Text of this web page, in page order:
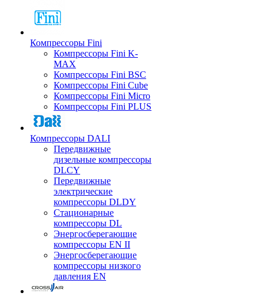
Компрессоры Fini
Компрессоры Fini K-
MAX
Компрессоры Fini BSC
Компрессоры Fini Cube
Компрессоры Fini Micro
Компрессоры Fini PLUS
Компрессоры DALI
Передвижные
дизельные компрессоры
DLCY
Передвижные
электрические
компрессоры DLDY
Стационарные
компрессоры DL
Энергосберегающие
компрессоры EN II
Энергосберегающие
компрессоры низкого
давления EN